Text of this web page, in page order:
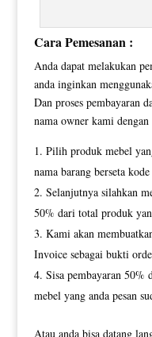
Cara Pemesanan :
Anda dapat melakukan
anda inginkan
Dan proses pembayaran
nama owner kami
Pilih produk mebel
nama barang berseta
Selanjutnya silahkan
50% dari total produk
Kami akan
Invoice sebagai bukti
Sisa pembayaran 50%
mebel yang anda pesan
Atau anda bisa datang